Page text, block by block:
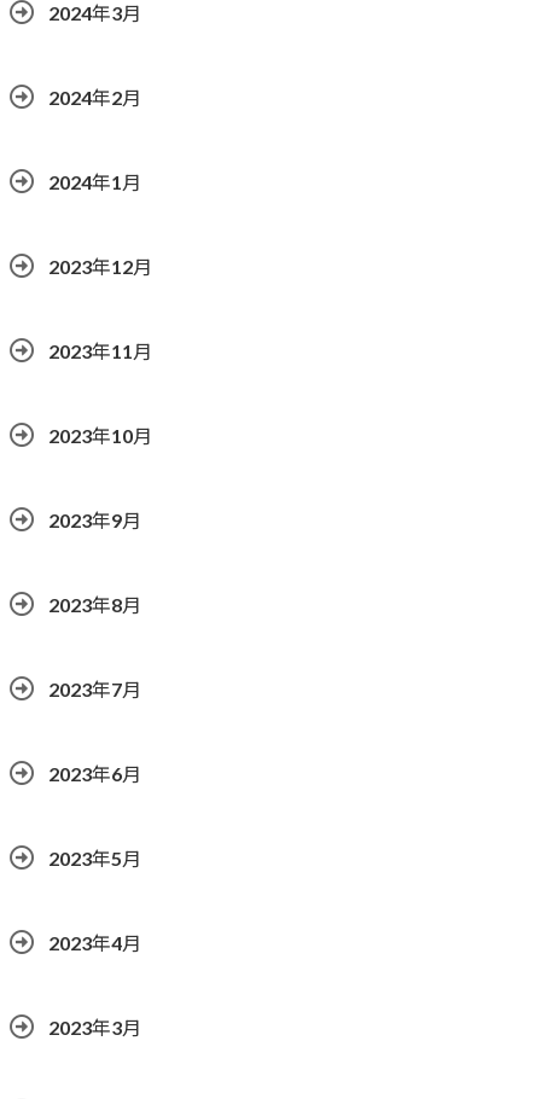
2024年3月
2024年2月
2024年1月
2023年12月
2023年11月
2023年10月
2023年9月
2023年8月
2023年7月
2023年6月
2023年5月
2023年4月
2023年3月